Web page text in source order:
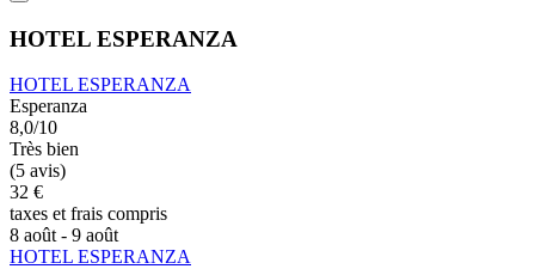
HOTEL ESPERANZA
HOTEL ESPERANZA
Esperanza
8,0/10
Très bien
(5 avis)
32 €
taxes et frais compris
8 août - 9 août
HOTEL ESPERANZA